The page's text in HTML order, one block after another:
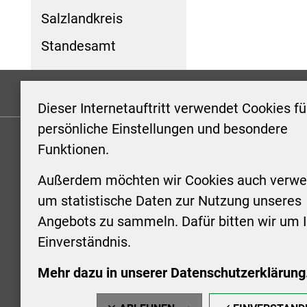
Dieser Internetauftritt verwendet Cookies
persönliche Einstellungen und besondere
Funktionen.
Außerdem möchten wir Cookies auch
um statistische Daten zur Nutzung unseres
Angebots zu sammeln. Dafür bitten wir um
Einverständnis.
Mehr dazu in unserer
Salzlandkreis
Standesamt
KONTAKT
Stadt Aschersleben
Markt 1
06449 Aschersleben
+49 3473 958-0
stadt@aschersleben.de
https://www.aschersleben.de/
Montag:
Uhr
Uhr
vorheriger